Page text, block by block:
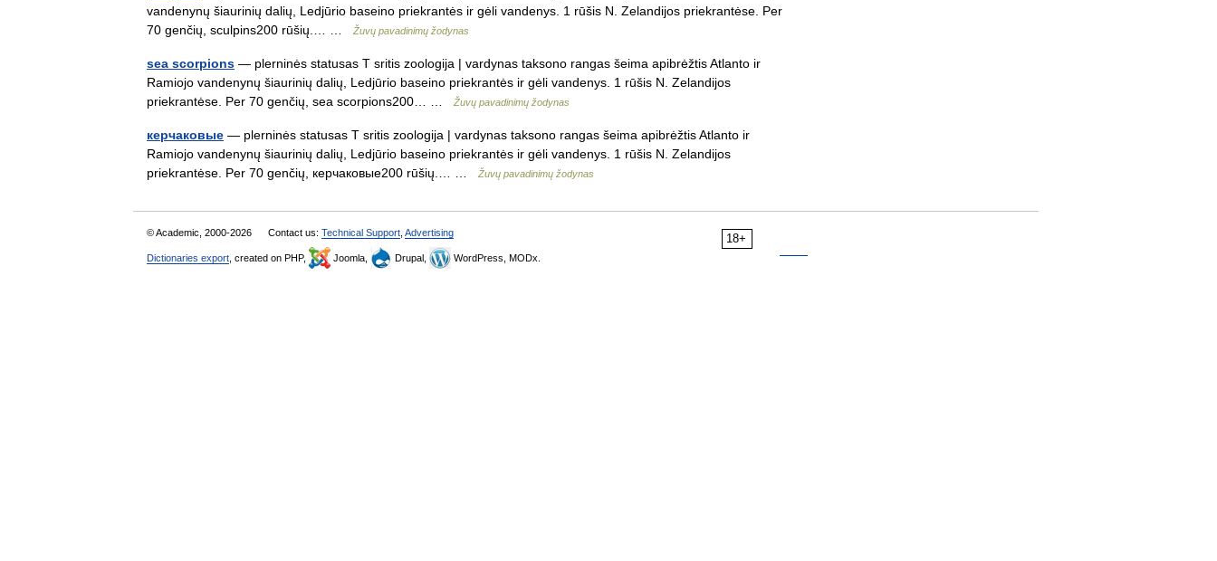
vandenynų šiaurinių dalių, Ledjūrio baseino priekrantės ir gėli vandenys. 1 rūšis N. Zelandijos priekrantėse. Per
70 genčių, sculpins200 rūšių.… …
Žuvų pavadinimų žodynas
sea scorpions — plerninės statusas T sritis zoologija | vardynas taksono rangas šeima apibrėžtis Atlanto ir
Ramiojo vandenynų šiaurinių dalių, Ledjūrio baseino priekrantės ir gėli vandenys. 1 rūšis N. Zelandijos
priekrantėse. Per 70 genčių, sea scorpions200… …
Žuvų pavadinimų žodynas
керчаковые — plerninės statusas T sritis zoologija | vardynas taksono rangas šeima apibrėžtis Atlanto ir
Ramiojo vandenynų šiaurinių dalių, Ledjūrio baseino priekrantės ir gėli vandenys. 1 rūšis N. Zelandijos
priekrantėse. Per 70 genčių, керчаковые200 rūšių.… …
Žuvų pavadinimų žodynas
18+
© Academic, 2000-2026 Contact us: Technical Support Advertising
Dictionaries export , created on PHP, Joomla, Drupal, WordPress, MODx.